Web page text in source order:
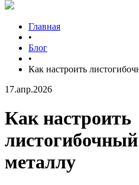
Главная
•
Блог
•
Как настроить
17.апр.2026
Как настроить
металлу